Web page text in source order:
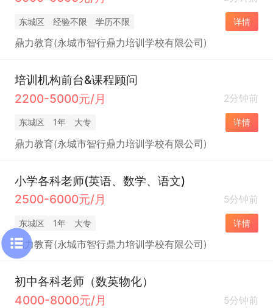
东城区 经验不限 学历不限 详情
鼎力教育(永城市智行鼎力培训学校有限公司)
培训机构前台&课程顾问
2200-5000元/月
2分钟前
东城区 1年 大专 详情
鼎力教育(永城市智行鼎力培训学校有限公司)
小学各科老师(英语、数学、语文)
2500-6000元/月
5分钟前
东城区 1年 大专 详情
鼎力教育(永城市智行鼎力培训学校有限公司)
初中各科老师（数英物化）
4000-8000元/月
5分钟前